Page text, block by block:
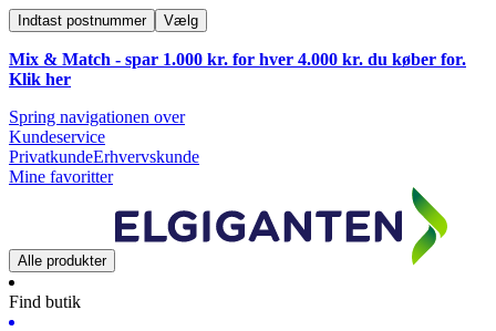
Indtast postnummer Vælg
Mix & Match - spar 1.000 kr. for hver 4.000 kr. du køber for.
Klik her
Spring navigationen over
Kundeservice
PrivatkundeErhvervskunde
Mine favoritter
Alle produkter
Find butik